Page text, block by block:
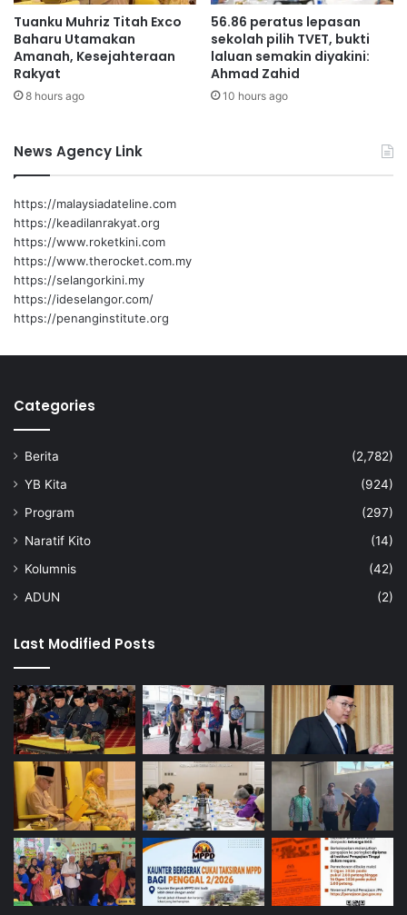
Tuanku Muhriz Titah Exco
Baharu Utamakan
Amanah, Kesejahteraan
Rakyat
8 hours ago
56.86 peratus lepasan
sekolah pilih TVET, bukti
laluan semakin diyakini:
Ahmad Zahid
10 hours ago
News Agency Link
https://malaysiadateline.com
https://keadilanrakyat.org
https://www.roketkini.com
https://www.therocket.com.my
https://selangorkini.my
https://ideselangor.com/
https://penanginstitute.org
Categories
Berita
(2,782)
YB Kita
(924)
Program
(297)
Naratif Kito
(14)
Kolumnis
(42)
ADUN
(2)
Last Modified Posts